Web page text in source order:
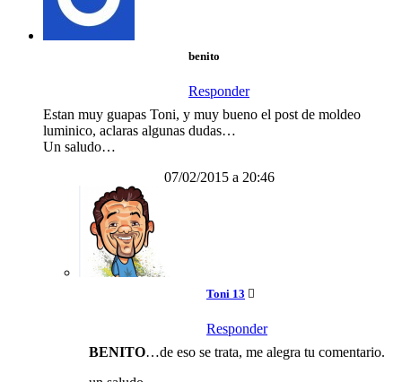
benito
Responder
Estan muy guapas Toni, y muy bueno el post de moldeo
luminico, aclaras algunas dudas…
Un saludo…
07/02/2015 a 20:46
Toni 13
Responder
BENITO…de eso se trata, me alegra tu comentario.